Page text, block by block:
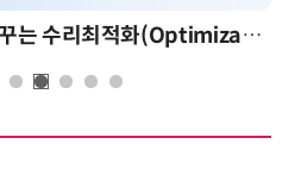
AI 시대의 의사결정을 바꾸는 수리최적화(Optimization): 실제 산업 적용 사례와 활용 전략 AI 핀